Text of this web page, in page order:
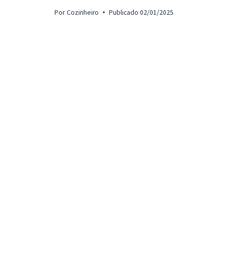
Por Cozinheiro Publicado 02/01/2025